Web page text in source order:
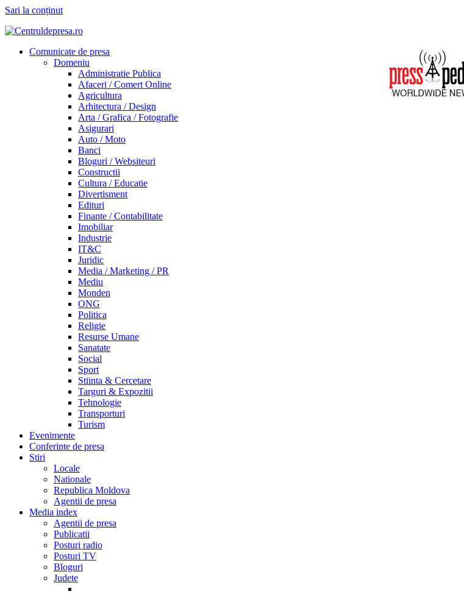
Sari la conținut
Comunicate de presa
Domeniu
Administratie Publica
Afaceri / Comert Online
Agricultura
Arhitectura / Design
Arta / Grafica / Fotografie
Asigurari
Auto / Moto
Banci
Bloguri / Websiteuri
Constructii
Cultura / Educatie
Divertisment
Edituri
Finante / Contabilitate
Imobiliar
Industrie
IT&C
Juridic
Media / Marketing / PR
Mediu
Monden
ONG
Politica
Religie
Resurse Umane
Sanatate
Social
Sport
Stiinta & Cercetare
Targuri & Expozitii
Tehnologie
Transporturi
Turism
Evenimente
Conferinte de presa
Stiri
Locale
Nationale
Republica Moldova
Agentii de presa
Media index
Agentii de presa
Publicatii
Posturi radio
Posturi TV
Bloguri
Judete